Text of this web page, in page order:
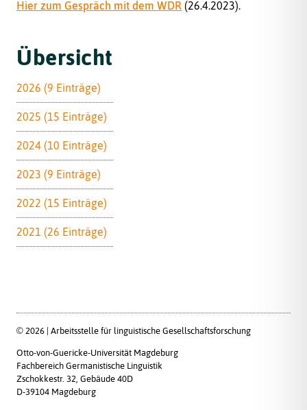
Hier zum Gespräch mit dem WDR (26.4.2023).
Übersicht
2026 (9 Einträge)
2025 (15 Einträge)
2024 (10 Einträge)
2023 (9 Einträge)
2022 (15 Einträge)
2021 (26 Einträge)
© 2026 | Arbeitsstelle für linguistische Gesellschaftsforschung
Otto-von-Guericke-Universität Magdeburg
Fachbereich Germanistische Linguistik
Zschokkestr. 32, Gebäude 40D
D-39104 Magdeburg